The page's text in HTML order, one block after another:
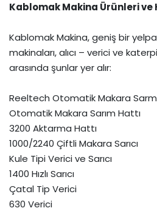
Kablomak Makina Ürünleri ve
Kablomak Makina, geniş bir
makinaları, alıcı – verici ve
arasında şunlar yer alır:
Reeltech Otomatik Makara
Otomatik Makara Sarım Hattı
3200 Aktarma Hattı
1000/2240 Çiftli Makara Sarıcı
Kule Tipi Verici ve Sarıcı
1400 Hızlı Sarıcı
Çatal Tip Verici
630 Verici